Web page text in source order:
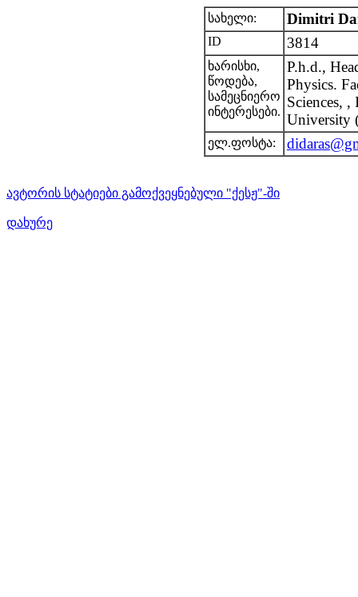
სახელი: Dimitri
ID 3814
ხარისხი,
წოდება,
სამეცნიერო
ინტერესები.
P.h.d.,
Physics.
Sciences,
University
ელ.ფოსტა:
ავტორის სტატიები გამოქვეყნებული "ქესჟ"-ში
დახურე